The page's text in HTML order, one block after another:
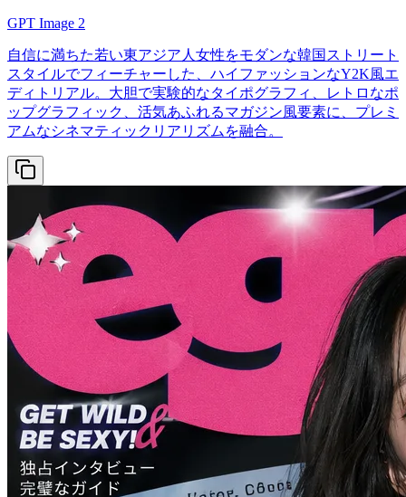
GPT Image 2
自信に満ちた若い東アジア人女性をモダンな韓国ストリート
スタイルでフィーチャーした、ハイファッションなY2K風エ
ディトリアル。大胆で実験的なタイポグラフィ、レトロなポ
ップグラフィック、活気あふれるマガジン風要素に、プレミ
アムなシネマティックリアリズムを融合。